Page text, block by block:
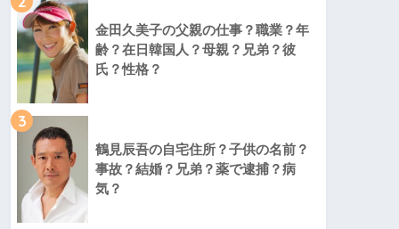
金田久美子の父親の仕事？職業？年
齢？在日韓国人？母親？兄弟？彼
氏？性格？
3
鶴見辰吾の自宅住所？子供の名前？
事故？結婚？兄弟？薬で逮捕？病
気？